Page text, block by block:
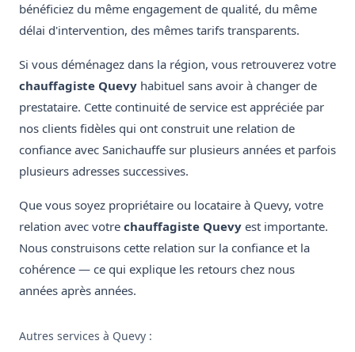
bénéficiez du même engagement de qualité, du même
délai d'intervention, des mêmes tarifs transparents.
Si vous déménagez dans la région, vous retrouverez votre
chauffagiste Quevy habituel sans avoir à changer de
prestataire. Cette continuité de service est appréciée par
nos clients fidèles qui ont construit une relation de
confiance avec Sanichauffe sur plusieurs années et parfois
plusieurs adresses successives.
Que vous soyez propriétaire ou locataire à Quevy, votre
relation avec votre chauffagiste Quevy est importante.
Nous construisons cette relation sur la confiance et la
cohérence — ce qui explique les retours chez nous
années après années.
Autres services à Quevy :